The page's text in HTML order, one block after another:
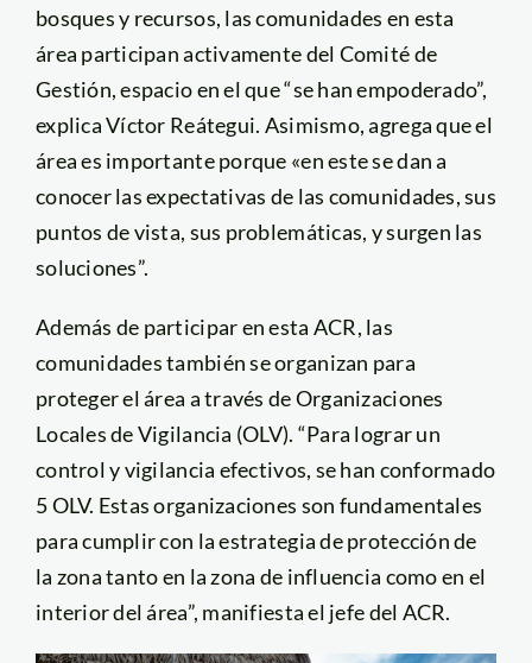
bosques y recursos, las comunidades en esta
área participan activamente del Comité de
Gestión, espacio en el que “se han empoderado”,
explica Víctor Reátegui. Asimismo, agrega que el
área es importante porque «en este se dan a
conocer las expectativas de las comunidades, sus
puntos de vista, sus problemáticas, y surgen las
soluciones”.
Además de participar en esta ACR, las
comunidades también se organizan para
proteger el área a través de Organizaciones
Locales de Vigilancia (OLV). “Para lograr un
control y vigilancia efectivos, se han conformado
5 OLV. Estas organizaciones son fundamentales
para cumplir con la estrategia de protección de
la zona tanto en la zona de influencia como en el
interior del área”, manifiesta el jefe del ACR.